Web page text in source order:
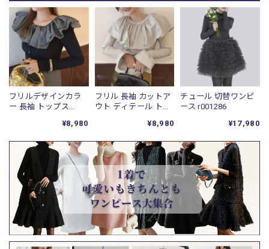
フリルデザインカラ
ー 長袖 トップス
¥8,980
フリル 長袖 カットア
ウト ディテール トッ
¥8,980
チュール 切替ワンピ
ース r001286
¥17,980